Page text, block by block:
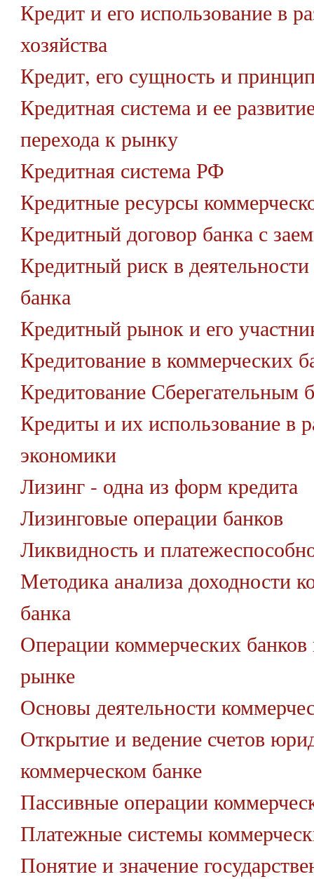
Кредит и его использование в
хозяйства
Кредит, его сущность и
Кредитная система и ее
перехода к рынку
Кредитная система РФ
Кредитные ресурсы
Кредитный договор банка с
Кредитный риск в
банка
Кредитный рынок и его
Кредитование в коммерческих
Кредитование Сберегательным
Кредиты и их использование в
экономики
Лизинг - одна из форм кредита
Лизинговые операции банков
Ликвидность и
Методика анализа доходности
банка
Операции коммерческих
рынке
Основы деятельности
Открытие и ведение счетов
коммерческом банке
Пассивные операции
Платежные системы
Понятие и значение